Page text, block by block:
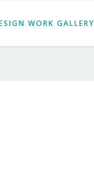
WORK GALLERY